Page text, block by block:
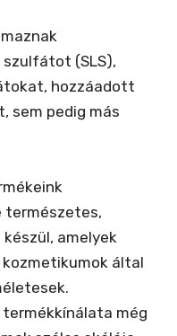
(SLS),
hozzáadott
sem pedig más
természetes,
amelyek
kozmetikumok által
termékkínálata még